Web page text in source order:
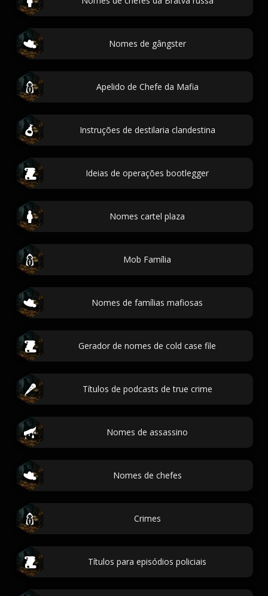
Nomes de gângster
Apelido de Chefe da Mafia
Instruções de destilaria clandestina
Ideias de operações bootlegger
Nomes cartel plaza
Mob Família
Nomes de famílias mafiosas
Gerador de nomes de cold case file
Títulos de podcasts de true crime
Nomes de assassino
Nomes de chefes
Crimes
Títulos para episódios policiais